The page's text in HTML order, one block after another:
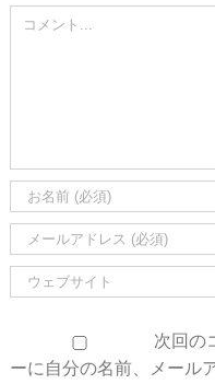
Comment
次回の
ーに自分の名前、メール